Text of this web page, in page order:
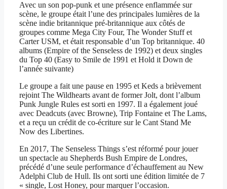
Avec un son pop-punk et une présence enflammée sur
scène, le groupe était l’une des principales lumières de la
scène indie britannique pré-britannique aux côtés de
groupes comme Mega City Four, The Wonder Stuff et
Carter USM, et était responsable d’un Top britannique. 40
albums (Empire of the Senseless de 1992) et deux singles
du Top 40 (Easy to Smile de 1991 et Hold it Down de
l’année suivante)
Le groupe a fait une pause en 1995 et Keds a brièvement
rejoint The Wildhearts avant de former Jolt, dont l’album
Punk Jungle Rules est sorti en 1997. Il a également joué
avec Deadcuts (avec Browne), Trip Fontaine et The Lams,
et a reçu un crédit de co-écriture sur le Cant Stand Me
Now des Libertines.
En 2017, The Senseless Things s’est réformé pour jouer
un spectacle au Shepherds Bush Empire de Londres,
précédé d’une seule performance d’échauffement au New
Adelphi Club de Hull. Ils ont sorti une édition limitée de 7
« single, Lost Honey, pour marquer l’occasion.